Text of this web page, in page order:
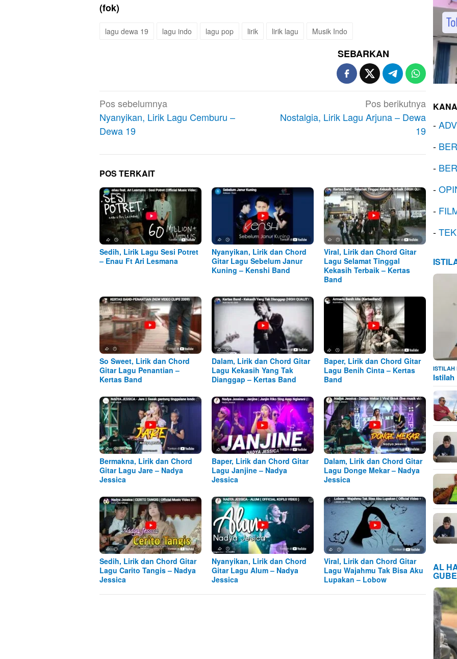
(fok)
lagu dewa 19 lagu indo lagu pop lirik lirik lagu Musik Indo
SEBARKAN
Navigasi
pos
Pos sebelumnya
Nyanyikan, Lirik Lagu Cemburu –
Dewa 19
Pos berikutnya
Nostalgia, Lirik Lagu Arjuna – Dewa
19
POS TERKAIT
Sedih, Lirik Lagu Sesi Potret
– Enau Ft Ari Lesmana
Nyanyikan, Lirik dan Chord
Gitar Lagu Sebelum Janur
Kuning – Kenshi Band
Viral, Lirik dan Chord Gitar
Lagu Selamat Tinggal
Kekasih Terbaik – Kertas
Band
So Sweet, Lirik dan Chord
Gitar Lagu Penantian –
Kertas Band
Dalam, Lirik dan Chord Gitar
Lagu Kekasih Yang Tak
Dianggap – Kertas Band
Baper, Lirik dan Chord Gitar
Lagu Benih Cinta – Kertas
Band
Bermakna, Lirik dan Chord
Gitar Lagu Jare – Nadya
Jessica
Baper, Lirik dan Chord Gitar
Lagu Janjine – Nadya
Jessica
Dalam, Lirik dan Chord Gitar
Lagu Donge Mekar – Nadya
Jessica
Sedih, Lirik dan Chord Gitar
Lagu Carito Tangis – Nadya
Jessica
Nyanyikan, Lirik dan Chord
Gitar Lagu Alum – Nadya
Jessica
Viral, Lirik dan Chord Gitar
Lagu Wajahmu Tak Bisa Aku
Lupakan – Lobow
-
-
-
-
-
-
ISTILAH
Istilah
AL